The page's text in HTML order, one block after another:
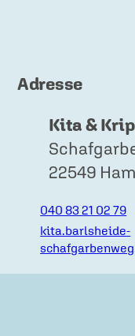
Adresse
Kita &
22549
040 83 21 02 79
kita.barlsheide-